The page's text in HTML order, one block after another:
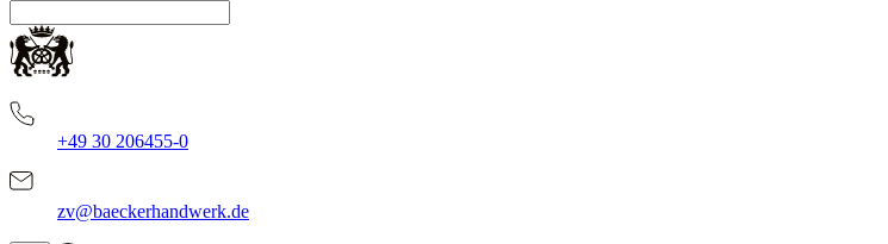
+49 30 206455-0
zv@baeckerhandwerk.de